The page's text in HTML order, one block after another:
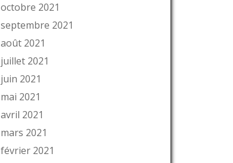
octobre 2021
septembre 2021
août 2021
juillet 2021
juin 2021
mai 2021
avril 2021
mars 2021
février 2021